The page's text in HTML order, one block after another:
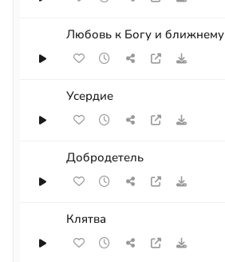
Любовь к Богу и ближнему
Усердие
Добродетель
Клятва